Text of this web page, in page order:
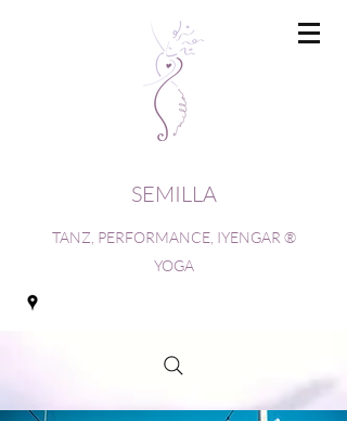
SEMILLA
TANZ, PERFORMANCE, IYENGAR ®
YOGA